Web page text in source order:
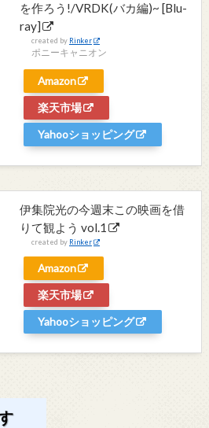
を作ろう!/VRDK(バカ編)~ [Blu-
ray]
created by Rinker
ポニーキャニオン
Amazon
楽天市場
Yahooショッピング
伊集院光の今週末この映画を借
りて観よう vol.1
created by Rinker
Amazon
楽天市場
Yahooショッピング